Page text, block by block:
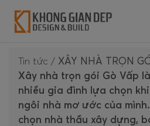
Tin tức / XÂY NHÀ TRỌN
Xây nhà trọn gói Gò Vấp
nhiều gia đình lựa chọn
ngôi nhà mơ ước của
chọn nhà thầu xây dựng,